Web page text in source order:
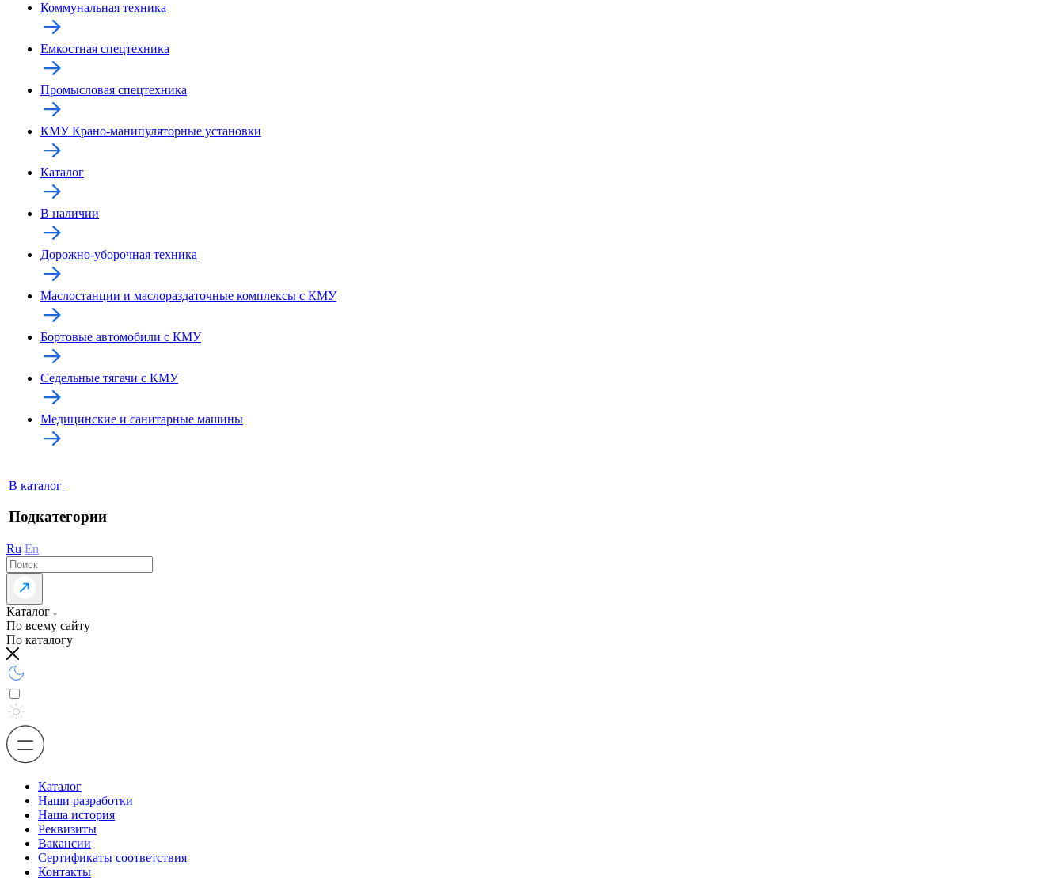
Коммунальная техника
Емкостная спецтехника
Промысловая спецтехника
КМУ Крано-манипуляторные установки
Каталог
В наличии
Дорожно-уборочная техника
Маслостанции и маслораздаточные комплексы с КМУ
Бортовые автомобили с КМУ
Седельные тягачи с КМУ
Медицинские и санитарные машины
В каталог
Подкатегории
Ru En
Каталог
По всему сайту
По каталогу
Каталог
Наши разработки
Наша история
Реквизиты
Вакансии
Сертификаты соответствия
Контакты